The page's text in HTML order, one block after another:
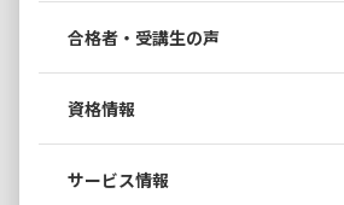
合格者・受講生の声
資格情報
サービス情報